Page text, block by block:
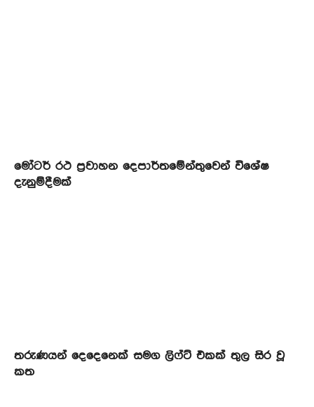
මෝටර් රථ ප්‍රවාහන දෙපාර්තමේන්තුවෙන් විශේෂ
දැනුම්දීමක්
තරුණයන් දෙදෙනෙක් සමග ලිෆ්ට් එකක් තුල සිර වූ
කත